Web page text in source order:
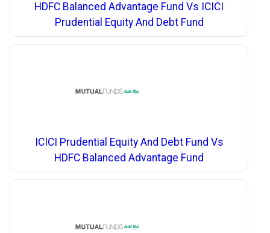
HDFC Balanced Advantage Fund Vs ICICI
Prudential Equity And Debt Fund
ICICI Prudential Equity And Debt Fund Vs
HDFC Balanced Advantage Fund